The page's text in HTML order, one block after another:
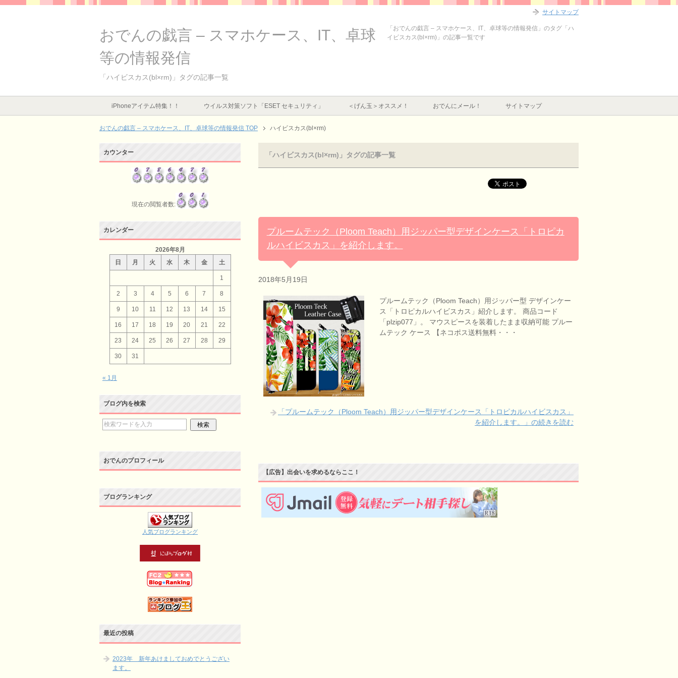
おでんの戯言 – スマホケース、IT、卓球
等の情報発信
「ハイビスカス(bl×rm)」タグの記事一覧
「おでんの戯言 – スマホケース、IT、卓球等の情報発信」のタグ「ハ
イビスカス(bl×rm)」の記事一覧です
iPhoneアイテム特集！！ ウイルス対策ソフト「ESET セキュリティ」 ＜げん玉＞オススメ！ おでんにメール！ サイトマップ
おでんの戯言 – スマホケース、IT、卓球等の情報発信 TOP ハイビスカス(bl×rm)
「ハイビスカス(bl×rm)」タグの記事一覧
プルームテック（Ploom Teach）用ジッパー型デザインケース「トロピカ
ルハイビスカス」を紹介します。
2018年5月19日
プルームテック（Ploom Teach）用ジッパー型 デザインケー
ス「トロピカルハイビスカス」紹介します。 商品コード
「plzip077」。 マウスピースを装着したまま収納可能 プルー
ムテック ケース 【ネコポス送料無料・・・
「プルームテック（Ploom Teach）用ジッパー型デザインケース「トロピカルハイビスカス」
を紹介します。」の続きを読む
【広告】出会いを求めるならここ！
カウンター
現在の閲覧者数:
カレンダー
2026年8月
日
月 火 水 木 金 土
1
2 3 4 5 6 7 8
9 10 11 12 13 14 15
16 17 18 19 20 21 22
23 24 25 26 27 28 29
30 31
« 1月
ブログ内を検索
おでんのプロフィール
ブログランキング
人気ブログランキング
最近の投稿
2023年 新年あけましておめでとうござい
ます。
サイトマップ